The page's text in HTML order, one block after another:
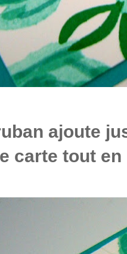
ajoute
carte tout